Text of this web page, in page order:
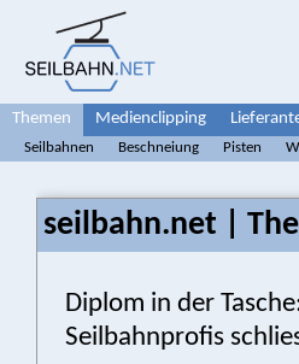
Themen Medienclipping
Seilbahnen Beschneiung Pisten
seilbahn.net |
Diplom in der
Seilbahnprofis